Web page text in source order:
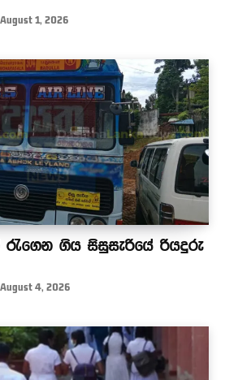
August 1, 2026
ගිය සිසුසැරියේ රියදුරු
August 4, 2026